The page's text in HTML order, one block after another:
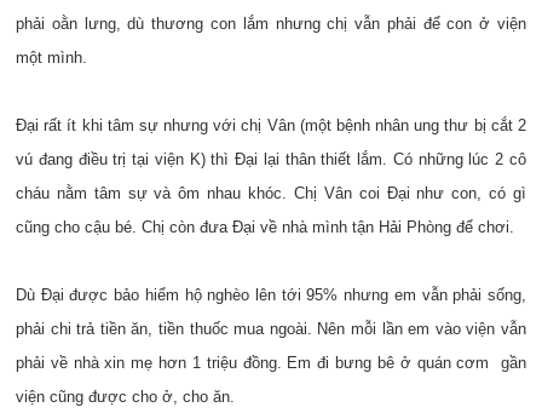
phải oằn lưng, dù thương con lắm nhưng chị vẫn phải để con ở viện
một mình.
Đại rất ít khi tâm sự nhưng với chị Vân (một bệnh nhân ung thư bị cắt 2
vú đang điều trị tại viện K) thì Đại lại thân thiết lắm. Có những lúc 2 cô
cháu nằm tâm sự và ôm nhau khóc. Chị Vân coi Đại như con, có gì
cũng cho cậu bé. Chị còn đưa Đại về nhà mình tận Hải Phòng để chơi.
Dù Đại được bảo hiểm hộ nghèo lên tới 95% nhưng em vẫn phải sống,
phải chi trả tiền ăn, tiền thuốc mua ngoài. Nên mỗi lần em vào viện vẫn
phải về nhà xin mẹ hơn 1 triệu đồng. Em đi bưng bê ở quán cơm gần
viện cũng được cho ở, cho ăn.